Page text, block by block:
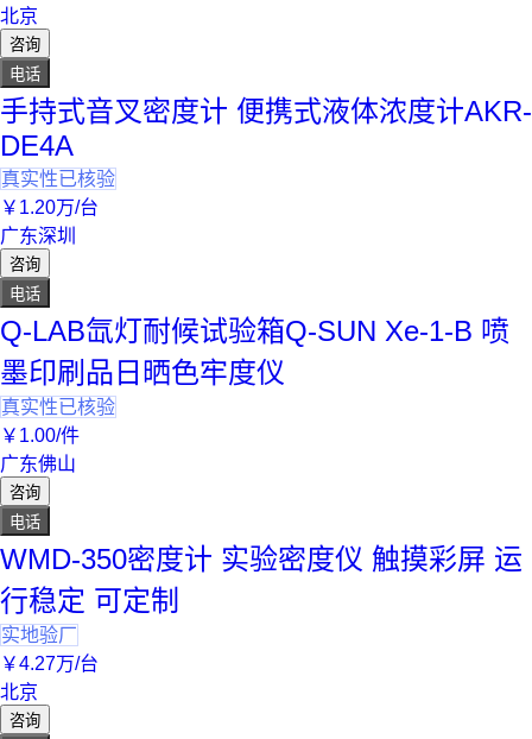
北京
咨询
电话
手持式音叉密度计 便携式液体浓度计AKR-
DE4A
真实性已核验
￥ 1.20万/台
广东深圳
咨询
电话
Q-LAB氙灯耐候试验箱Q-SUN Xe-1-B 喷
墨印刷品日晒色牢度仪
真实性已核验
￥ 1.00/件
广东佛山
咨询
电话
WMD-350密度计 实验密度仪 触摸彩屏 运
行稳定 可定制
实地验厂
￥4.27万/台
北京
咨询